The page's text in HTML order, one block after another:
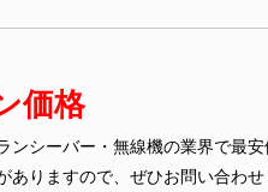
価格
ンシーバー・無線機の業界で最安
ありますので、ぜひお問い合わせ